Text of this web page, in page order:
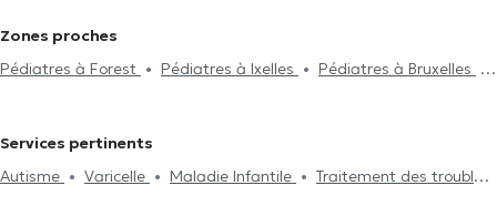
Zones proches
Pédiatres à Forest
Pédiatres à Ixelles
Pédiatres à Bruxelles
Molenbeek-Saint-Jean
Pédiatres à Rhode-Saint-Genèse
Pédiatres à Woluwe-Saint-
Services pertinents
Autisme
Varicelle Maladie Infantile
Traitement des troubles